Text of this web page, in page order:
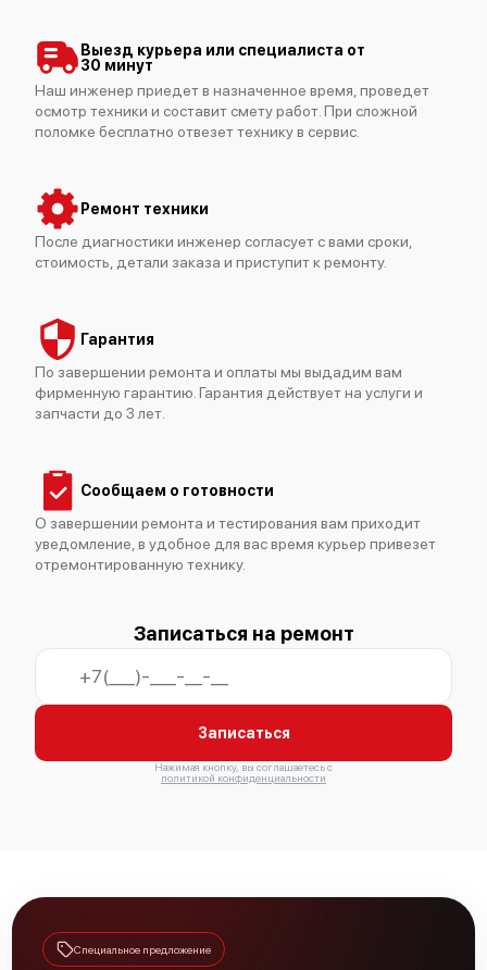
Выезд курьера или специалиста от
30 минут
Наш инженер приедет в назначенное время, проведет
осмотр техники и составит смету работ. При сложной
поломке бесплатно отвезет технику в сервис.
Ремонт техники
После диагностики инженер согласует с вами сроки,
стоимость, детали заказа и приступит к ремонту.
Гарантия
По завершении ремонта и оплаты мы выдадим вам
фирменную гарантию. Гарантия действует на услуги и
запчасти до 3 лет.
Сообщаем о готовности
О завершении ремонта и тестирования вам приходит
уведомление, в удобное для вас время курьер привезет
отремонтированную технику.
Записаться на ремонт
Записаться
Нажимая кнопку, вы соглашаетесь с
политикой конфиденциальности
Специальное предложение